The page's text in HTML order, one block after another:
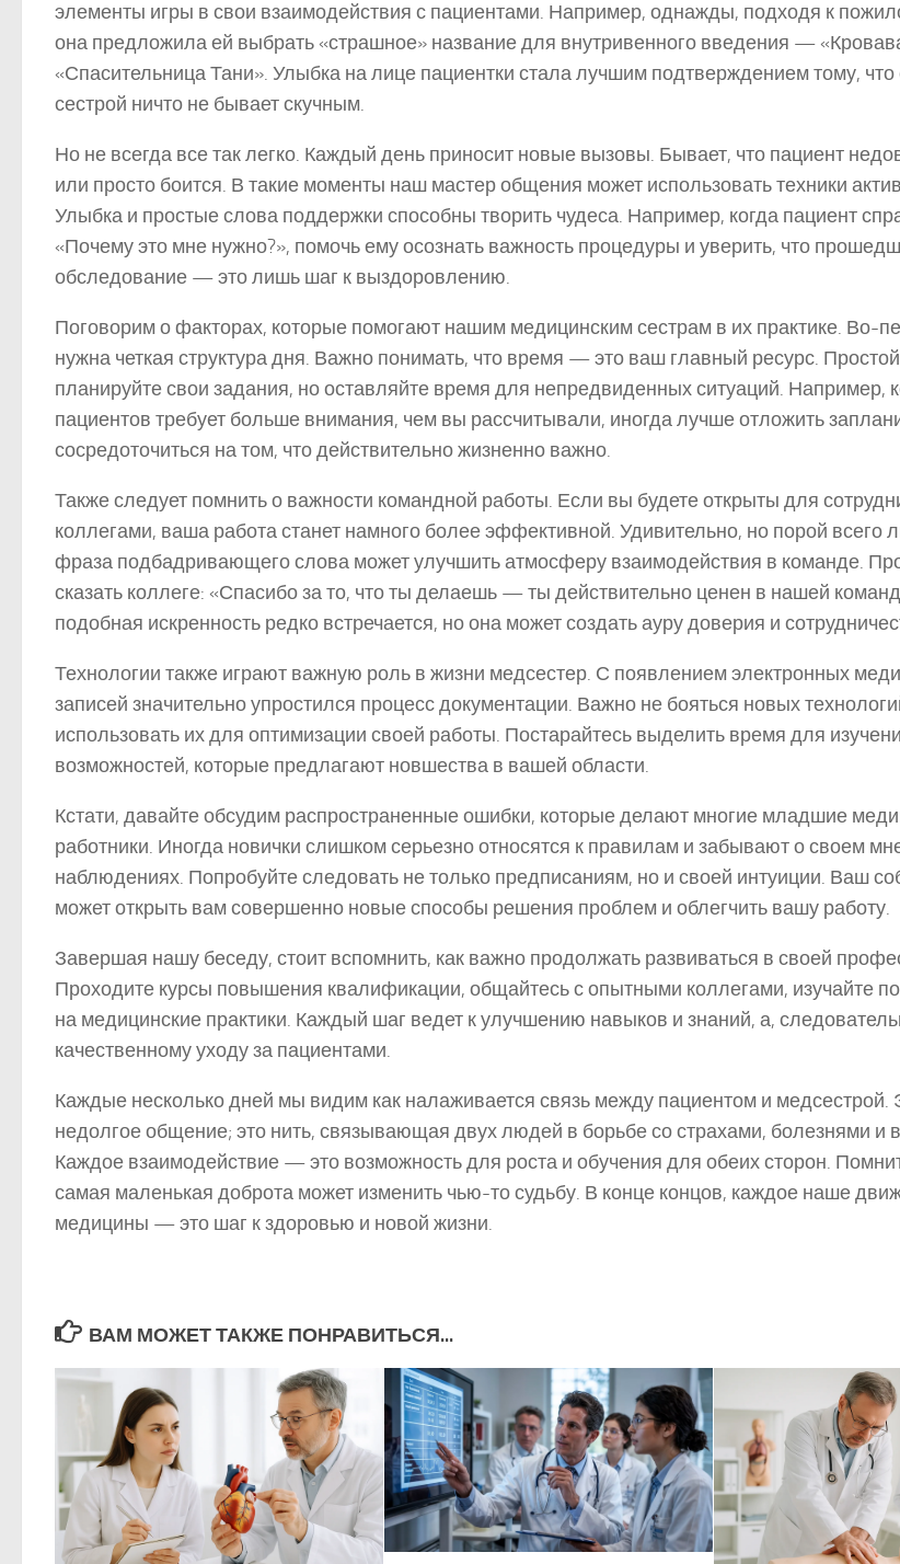
элементы игры в свои взаимодействия с пациентами. Например, однажды, подходя к
она предложила ей выбрать «страшное» название для внутривенного введения —
«Спасительница Тани». Улыбка на лице пациентки стала лучшим подтверждением тому,
сестрой ничто не бывает скучным.
Но не всегда все так легко. Каждый день приносит новые вызовы. Бывает, что пациент
или просто боится. В такие моменты наш мастер общения может использовать техники
Улыбка и простые слова поддержки способны творить чудеса. Например, когда пациент
«Почему это мне нужно?», помочь ему осознать важность процедуры и уверить, что
обследование — это лишь шаг к выздоровлению.
Поговорим о факторах, которые помогают нашим медицинским сестрам в их практике. Во-
нужна четкая структура дня. Важно понимать, что время — это ваш главный ресурс. Простой
планируйте свои задания, но оставляйте время для непредвиденных ситуаций. Например,
пациентов требует больше внимания, чем вы рассчитывали, иногда лучше отложить
сосредоточиться на том, что действительно жизненно важно.
Также следует помнить о важности командной работы. Если вы будете открыты для
коллегами, ваша работа станет намного более эффективной. Удивительно, но порой всего
фраза подбадривающего слова может улучшить атмосферу взаимодействия в команде.
сказать коллеге: «Спасибо за то, что ты делаешь — ты действительно ценен в нашей
подобная искренность редко встречается, но она может создать ауру доверия и
Технологии также играют важную роль в жизни медсестер. С появлением электронных
записей значительно упростился процесс документации. Важно не бояться новых
использовать их для оптимизации своей работы. Постарайтесь выделить время для
возможностей, которые предлагают новшества в вашей области.
Кстати, давайте обсудим распространенные ошибки, которые делают многие младшие
работники. Иногда новички слишком серьезно относятся к правилам и забывают о своем
наблюдениях. Попробуйте следовать не только предписаниям, но и своей интуиции. Ваш
может открыть вам совершенно новые способы решения проблем и облегчить вашу работу.
Завершая нашу беседу, стоит вспомнить, как важно продолжать развиваться в своей
Проходите курсы повышения квалификации, общайтесь с опытными коллегами, изучайте
на медицинские практики. Каждый шаг ведет к улучшению навыков и знаний, а,
качественному уходу за пациентами.
Каждые несколько дней мы видим как налаживается связь между пациентом и медсестрой.
недолгое общение; это нить, связывающая двух людей в борьбе со страхами, болезнями и
Каждое взаимодействие — это возможность для роста и обучения для обеих сторон.
самая маленькая доброта может изменить чью-то судьбу. В конце концов, каждое наше
медицины — это шаг к здоровью и новой жизни.
ВАМ МОЖЕТ ТАКЖЕ ПОНРАВИТЬСЯ...